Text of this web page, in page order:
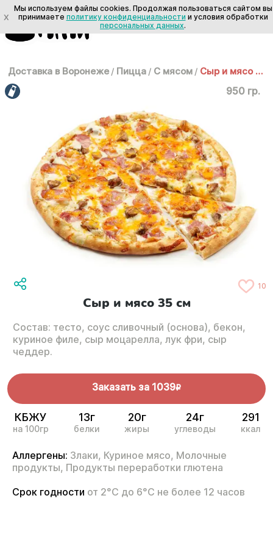
Доставка в Воронеже / Пицца / С мясом / Сыр и мясо 35 см
950 гр.
10
Сыр и мясо 35 см
Состав: тесто, соус сливочный (основа), бекон,
куриное филе, сыр моцарелла, лук фри, сыр
чеддер.
Заказать за 1039R
КБЖУ
на 100гр
13г
белки
20г
жиры
24г
углеводы
291
ккал
Аллергены: Злаки, Куриное мясо, Молочные
продукты, Продукты переработки глютена
Срок годности от 2°С до 6°С не более 12 часов
X
Мы используем файлы cookies. Продолжая пользоваться сайтом вы
принимаете политику конфиденциальности и условия обработки
персональных данных.